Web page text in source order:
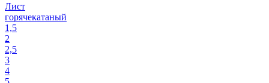
Лист
горячекатаный
1,5
2
2,5
3
4